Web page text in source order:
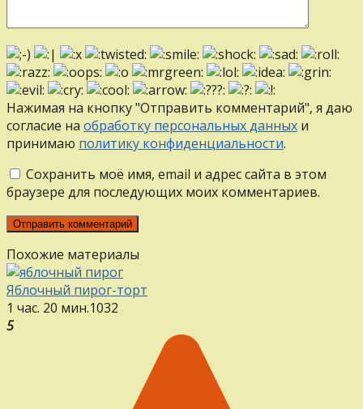
Нажимая на кнопку "Отправить комментарий", я даю
согласие на обработку персональных данных и
принимаю политику конфиденциальности.
Сохранить моё имя, email и адрес сайта в этом
браузере для последующих моих комментариев.
Похожие материалы
Яблочный пирог-торт
1 час. 20 мин.1032
5